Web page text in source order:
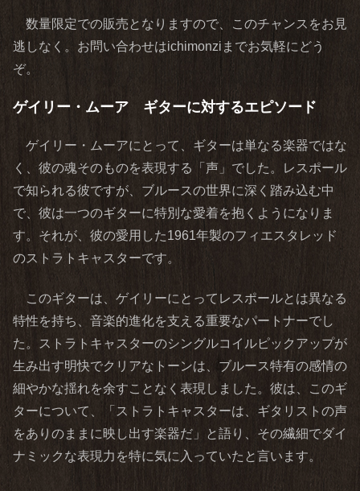
数量限定での販売となりますので、このチャンスをお見
逃しなく。お問い合わせはichimonziまでお気軽にどう
ぞ。
ゲイリー・ムーア ギターに対するエピソード
ゲイリー・ムーアにとって、ギターは単なる楽器ではな
く、彼の魂そのものを表現する「声」でした。レスポール
で知られる彼ですが、ブルースの世界に深く踏み込む中
で、彼は一つのギターに特別な愛着を抱くようになりま
す。それが、彼の愛用した1961年製のフィエスタレッド
のストラトキャスターです。
このギターは、ゲイリーにとってレスポールとは異なる
特性を持ち、音楽的進化を支える重要なパートナーでし
た。ストラトキャスターのシングルコイルピックアップが
生み出す明快でクリアなトーンは、ブルース特有の感情の
細やかな揺れを余すことなく表現しました。彼は、このギ
ターについて、「ストラトキャスターは、ギタリストの声
をありのままに映し出す楽器だ」と語り、その繊細でダイ
ナミックな表現力を特に気に入っていたと言います。